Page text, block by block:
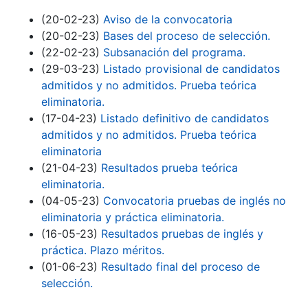
Mostrar/Ocultar
(20-02-23) Aviso de la convocatoria
(20-02-23) Bases del proceso de selección.
(22-02-23) Subsanación del programa.
(29-03-23) Listado provisional de candidatos
admitidos y no admitidos. Prueba teórica
eliminatoria.
(17-04-23) Listado definitivo de candidatos
admitidos y no admitidos. Prueba teórica
eliminatoria
(21-04-23) Resultados prueba teórica
eliminatoria.
(04-05-23) Convocatoria pruebas de inglés no
eliminatoria y práctica eliminatoria.
(16-05-23) Resultados pruebas de inglés y
práctica. Plazo méritos.
(01-06-23) Resultado final del proceso de
selección.